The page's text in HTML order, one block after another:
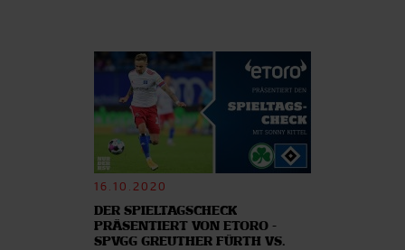
16.10.2020
DER SPIELTAGSCHECK
PRÄSENTIERT VON ETORO -
SPVGG GREUTHER FÜRTH VS.